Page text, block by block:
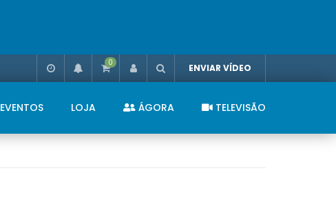
0 ENVIAR VÍDEO
EVENTOS LOJA ÁGORA TELEVISÃO